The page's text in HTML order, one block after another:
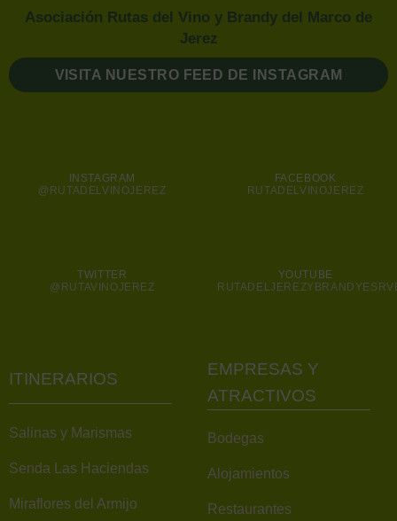
Asociación Rutas del Vino y Brandy del Marco de
Jerez
VISITA NUESTRO FEED DE INSTAGRAM
INSTAGRAM
@RUTADELVINOJEREZ
FACEBOOK
RUTADELVINOJEREZ
TWITTER
@RUTAVINOJEREZ
YOUTUBE
ITINERARIOS
Salinas y Marismas
Senda Las Haciendas
Miraflores del Armijo
EMPRESAS Y
ATRACTIVOS
Bodegas
Alojamientos
Restaurantes